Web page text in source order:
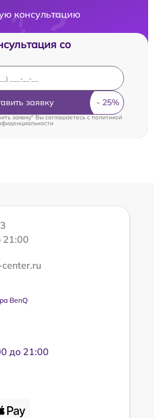
консультацию
со
заявку
заявку" Вы соглашаетесь cполитикой
21:00
BenQ
до 21:00